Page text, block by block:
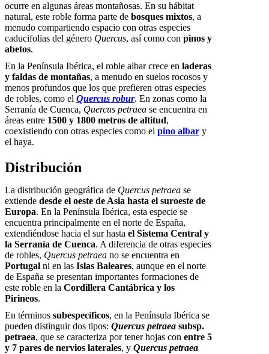
ocurre en algunas áreas montañosas. En su hábitat
natural, este roble forma parte de bosques mixtos, a
menudo compartiendo espacio con otras especies
caducifolias del género Quercus, así como con pinos y
abetos.
En la Península Ibérica, el roble albar crece en laderas
y faldas de montañas, a menudo en suelos rocosos y
menos profundos que los que prefieren otras especies
de robles, como el Quercus robur. En zonas como la
Serranía de Cuenca, Quercus petraea se encuentra en
áreas entre 1500 y 1800 metros de altitud,
coexistiendo con otras especies como el pino albar y
el haya.
Distribución
La distribución geográfica de Quercus petraea se
extiende desde el oeste de Asia hasta el suroeste de
Europa. En la Península Ibérica, esta especie se
encuentra principalmente en el norte de España,
extendiéndose hacia el sur hasta el Sistema Central y
la Serranía de Cuenca. A diferencia de otras especies
de robles, Quercus petraea no se encuentra en
Portugal ni en las Islas Baleares, aunque en el norte
de España se presentan importantes formaciones de
este roble en la Cordillera Cantábrica y los
Pirineos.
En términos subespecíficos, en la Península Ibérica se
pueden distinguir dos tipos: Quercus petraea subsp.
petraea, que se caracteriza por tener hojas con entre 5
y 7 pares de nervios laterales, y Quercus petraea